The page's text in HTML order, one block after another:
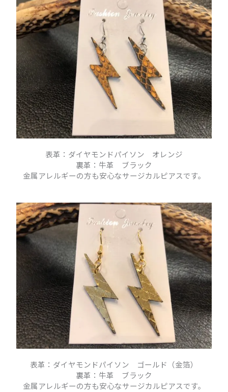
表革：ダイヤモンドパイソン オレンジ
裏革：牛革 ブラック
金属アレルギーの方も安心なサージカルピアスです。
表革：ダイヤモンドパイソン ゴールド（金箔）
裏革：牛革 ブラック
金属アレルギーの方も安心なサージカルピアスです。